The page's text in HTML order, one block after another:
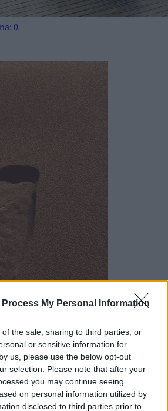
Process My Personal Information
the sale, sharing to third parties, or
or sensitive information for
us, please use the below opt-out
selection. Please note that after your
you may continue seeing
on personal information utilized by
disclosed to third parties prior to
0
0